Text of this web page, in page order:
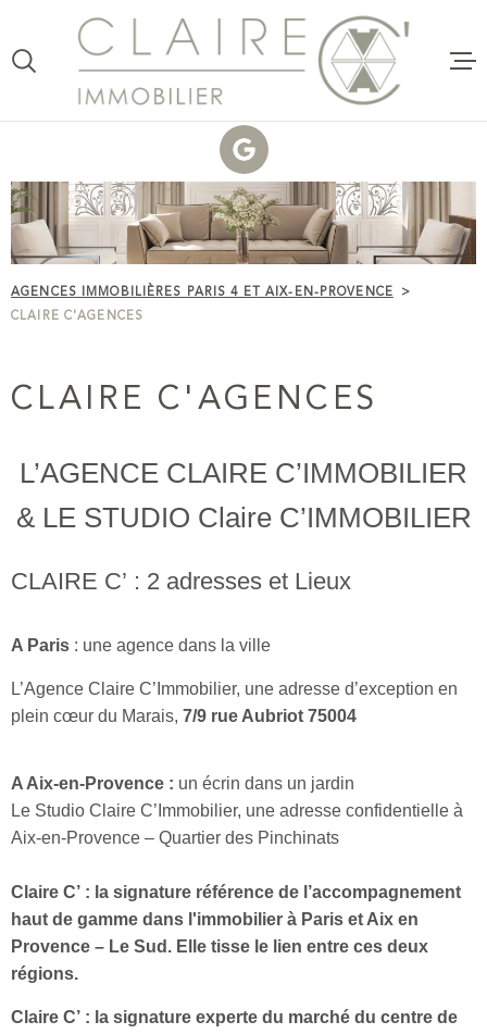
menu
contenu
CLAIRE
VOTRE
AGENCES IMMOBILIÈRES PARIS 4 ET AIX-EN-PROVENCE
CLAIRE C'AGENCES
CLAIRE C'AGENCES
L’AGENCE CLAIRE C’IMMOBILIER
& LE STUDIO Claire C’IMMOBILIER
CLAIRE C’ : 2 adresses et Lieux
A Paris : une agence dans la ville
L’Agence Claire C’Immobilier, une adresse d’exception en
plein cœur du Marais, 7/9 rue Aubriot 75004
A Aix-en-Provence : un écrin dans un jardin
Le Studio Claire C’Immobilier, une adresse confidentielle à
Aix-en-Provence – Quartier des Pinchinats
Claire C’ : la signature référence de l’accompagnement
haut de gamme dans l'immobilier à Paris et Aix en
Provence – Le Sud. Elle tisse le lien entre ces deux
régions.
Claire C’ : la signature experte du marché du centre de
VOTRE
RECHERCHE
TYPE
D'OFFRE
ACHETER
TYPE
DE
TYPE DE BIEN
Budget
BUDGET
RECHERCHER